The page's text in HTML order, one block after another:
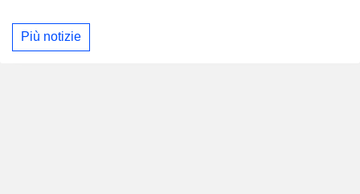
Più notizie